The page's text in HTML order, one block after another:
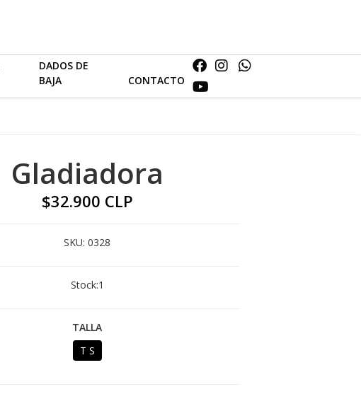
DADOS DE
BAJA
CONTACTO
Gladiadora
$32.900 CLP
SKU: 0328
Stock:1
TALLA
T S